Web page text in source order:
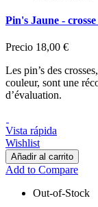
Pin's Jaune -
Precio 18,00 €
Les pin’s des
couleur, sont une
d’évaluation.
Vista rápida
Wishlist
Añadir al carrito
Add to Compare
Out-of-Stock